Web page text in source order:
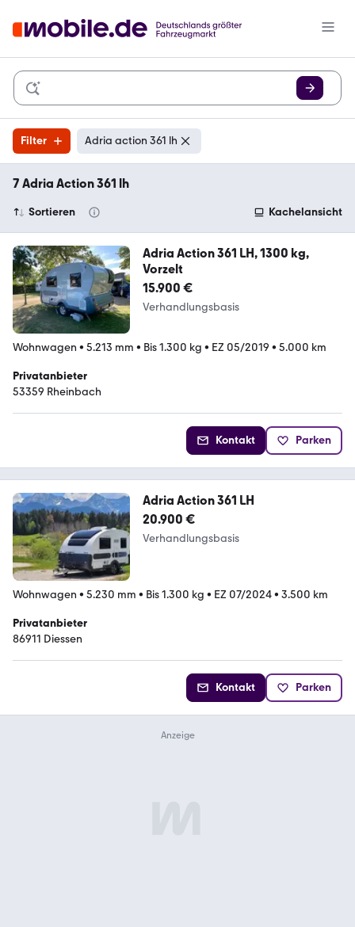
Filter Adria action 361 lh
7 Adria Action 361 lh
Sortieren Kachelansicht
Adria Action 361 LH, 1300 kg,
Vorzelt
15.900 €
Verhandlungsbasis
Wohnwagen • 5.213 mm • Bis 1.300 kg • EZ 05/2019 • 5.000 km
Privatanbieter
53359 Rheinbach
Kontakt Parken
Adria Action 361 LH
20.900 €
Verhandlungsbasis
Wohnwagen • 5.230 mm • Bis 1.300 kg • EZ 07/2024• 3.500 km
Privatanbieter
86911 Diessen
Kontakt Parken